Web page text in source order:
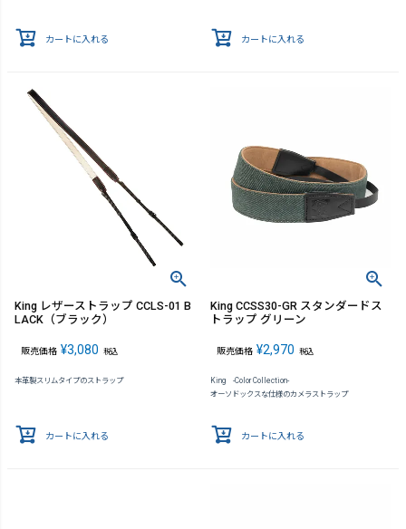
カートに入れる カートに入れる
King レザーストラップ CCLS-01 B
LACK（ブラック）
販売価格 ¥3,080 税込
本革製スリムタイプのストラップ
カートに入れる
King CCSS30-GR スタンダードス
トラップ グリーン
販売価格 ¥2,970 税込
King -Color Collection-
オーソドックスな仕様のカメラストラップ
カートに入れる